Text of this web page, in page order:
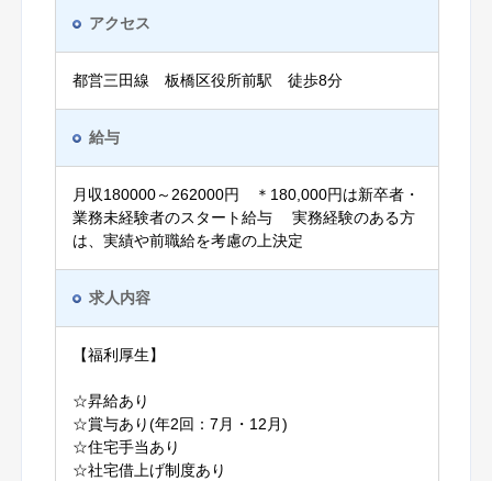
アクセス
都営三田線 板橋区役所前駅 徒歩8分
給与
月収180000～262000円 ＊180,000円は新卒者・
業務未経験者のスタート給与 実務経験のある方
は、実績や前職給を考慮の上決定
求人内容
【福利厚生】
☆昇給あり
☆賞与あり(年2回：7月・12月)
☆住宅手当あり
☆社宅借上げ制度あり